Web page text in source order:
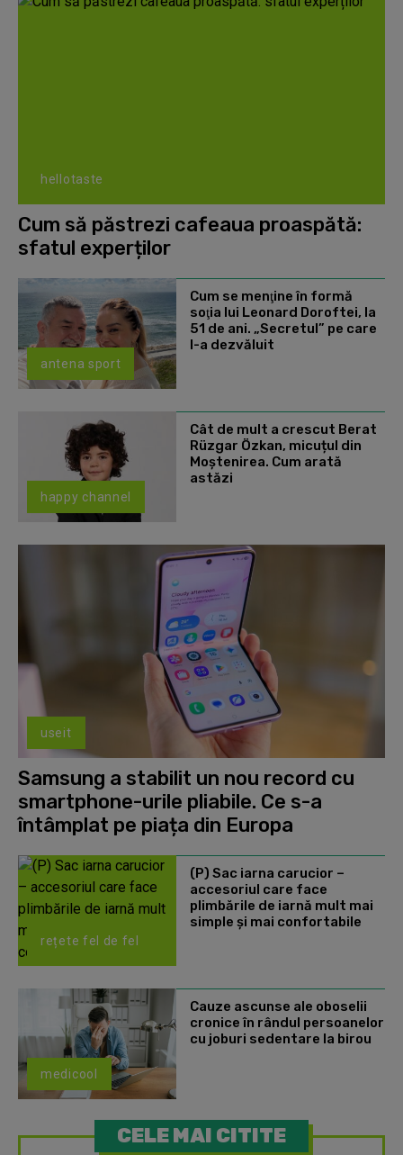
hellotaste
Cum să păstrezi cafeaua proaspătă:
sfatul experților
antena sport
Cum se menţine în formă
soţia lui Leonard Doroftei, la
51 de ani. „Secretul” pe care
l-a dezvăluit
happy channel
Cât de mult a crescut Berat
Rüzgar Özkan, micuțul din
Moștenirea. Cum arată
astăzi
useit
Samsung a stabilit un nou record cu
smartphone-urile pliabile. Ce s-a
întâmplat pe piața din Europa
rețete fel de fel
(P) Sac iarna carucior –
accesoriul care face
plimbările de iarnă mult mai
simple și mai confortabile
medicool
Cauze ascunse ale oboselii
cronice în rândul persoanelor
cu joburi sedentare la birou
CELE MAI CITITE